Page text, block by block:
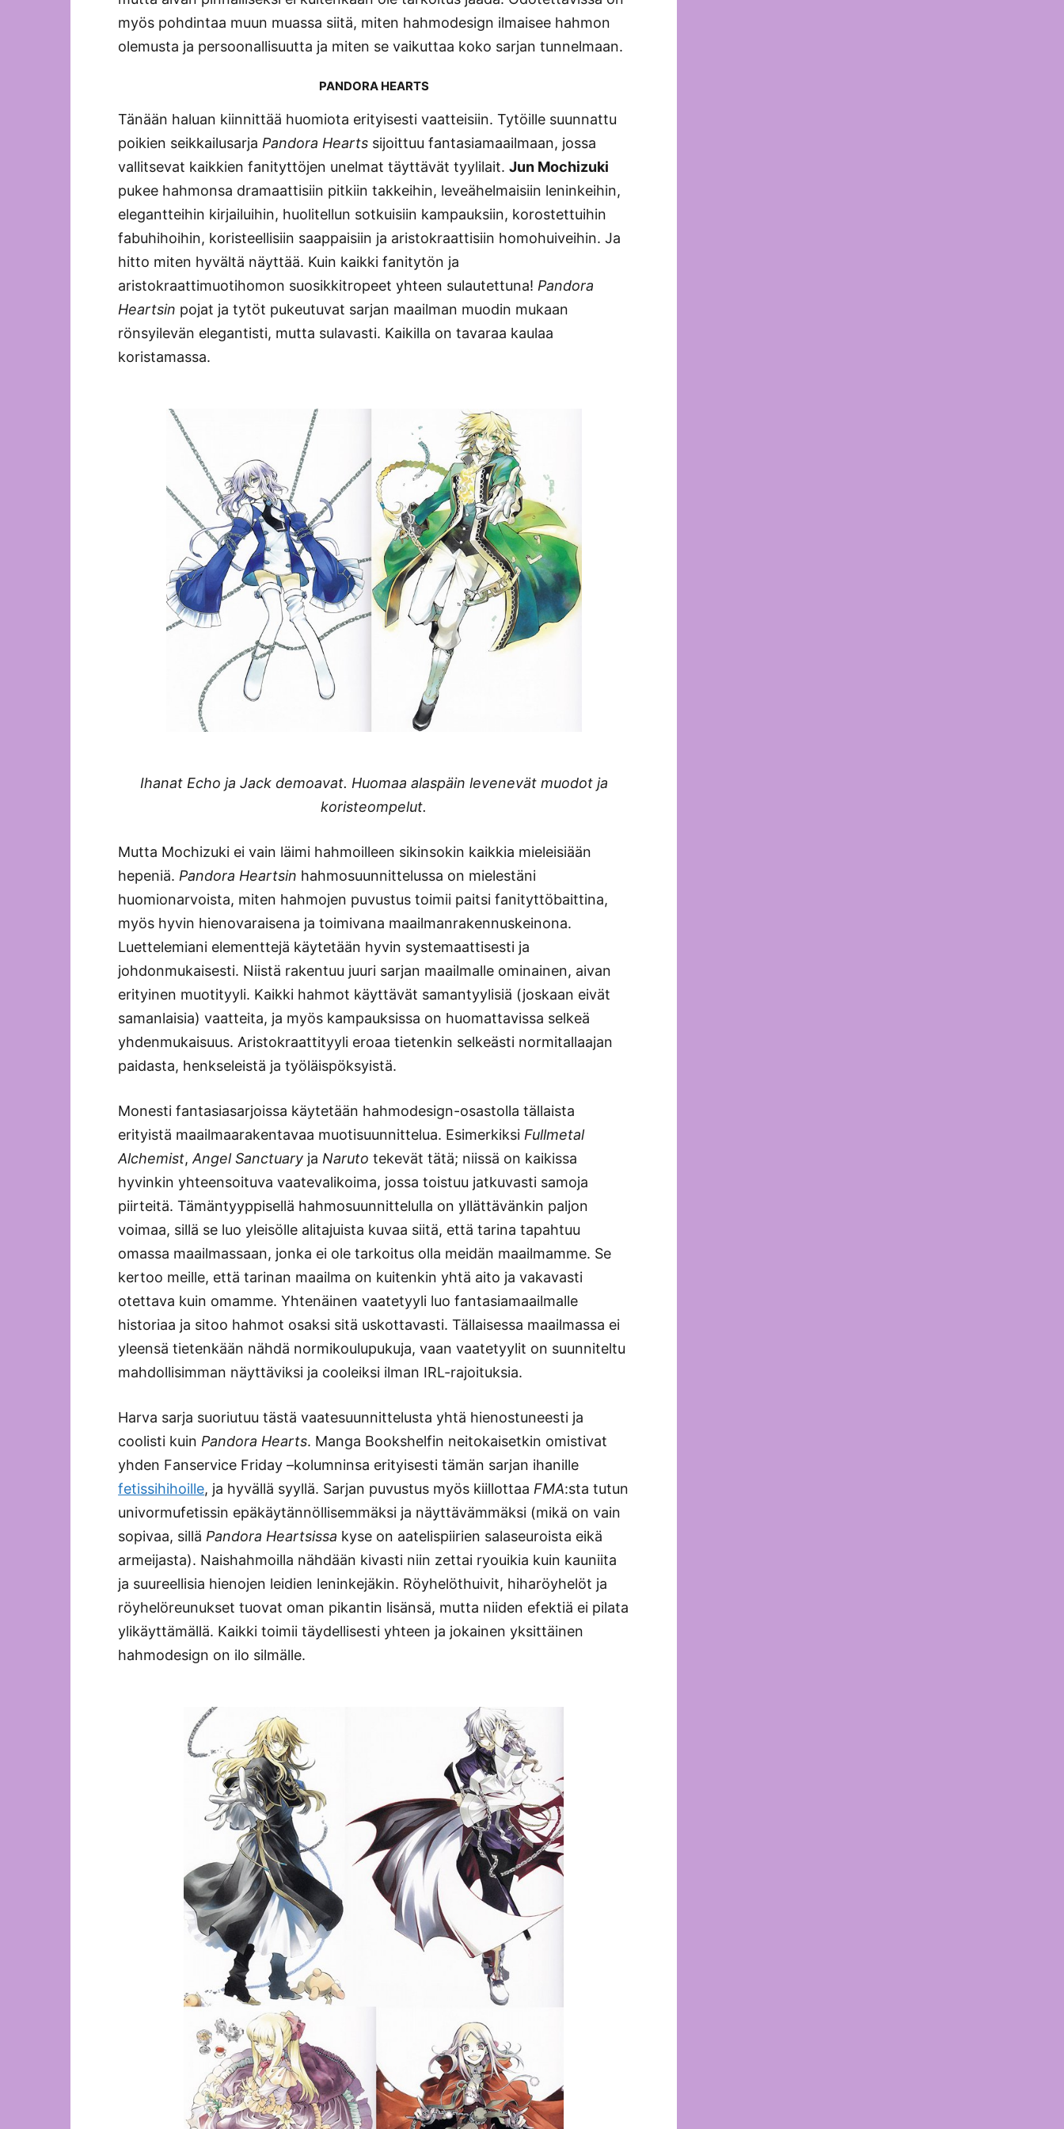
myös pohdintaa muun muassa siitä, miten hahmodesign ilmaisee hahmon
olemusta ja persoonallisuutta ja miten se vaikuttaa koko sarjan tunnelmaan.
PANDORA HEARTS
Tänään haluan kiinnittää huomiota erityisesti vaatteisiin. Tytöille suunnattu
poikien seikkailusarja Pandora Hearts sijoittuu fantasiamaailmaan, jossa
vallitsevat kaikkien fanityttöjen unelmat täyttävät tyylilait.Jun Mochizuki
pukee hahmonsa dramaattisiin pitkiin takkeihin, leveähelmaisiin leninkeihin,
elegantteihin kirjailuihin, huolitellun sotkuisiin kampauksiin, korostettuihin
fabuhihoihin, koristeellisiin saappaisiin ja aristokraattisiin homohuiveihin. Ja
hitto miten hyvältä näyttää. Kuin kaikki fanitytön ja
aristokraattimuotihomon suosikkitropeet yhteen sulautettuna! Pandora
Heartsin pojat ja tytöt pukeutuvat sarjan maailman muodin mukaan
rönsyilevän elegantisti, mutta sulavasti. Kaikilla on tavaraa kaulaa
koristamassa.
Ihanat Echo ja Jack demoavat. Huomaa alaspäin levenevät muodot ja
koristeompelut.
Mutta Mochizuki ei vain läimi hahmoilleen sikinsokin kaikkia mieleisiään
hepeniä. Pandora Heartsin hahmosuunnittelussa on mielestäni
huomionarvoista, miten hahmojen puvustus toimii paitsi fanityttöbaittina,
myös hyvin hienovaraisena ja toimivana maailmanrakennuskeinona.
Luettelemiani elementtejä käytetään hyvin systemaattisesti ja
johdonmukaisesti. Niistä rakentuu juuri sarjan maailmalle ominainen, aivan
erityinen muotityyli. Kaikki hahmot käyttävät samantyylisiä (joskaan eivät
samanlaisia) vaatteita, ja myös kampauksissa on huomattavissa selkeä
yhdenmukaisuus. Aristokraattityyli eroaa tietenkin selkeästi normitallaajan
paidasta, henkseleistä ja työläispöksyistä.
Monesti fantasiasarjoissa käytetään hahmodesign-osastolla tällaista
erityistä maailmaarakentavaa muotisuunnittelua. Esimerkiksi Fullmetal
Alchemist,Angel Sanctuary ja Naruto tekevät tätä; niissä on kaikissa
hyvinkin yhteensoituva vaatevalikoima, jossa toistuu jatkuvasti samoja
piirteitä. Tämäntyyppisellä hahmosuunnittelulla on yllättävänkin paljon
voimaa, sillä se luo yleisölle alitajuista kuvaa siitä, että tarina tapahtuu
omassa maailmassaan, jonka ei ole tarkoitus olla meidän maailmamme. Se
kertoo meille, että tarinan maailma on kuitenkin yhtä aito ja vakavasti
otettava kuin omamme. Yhtenäinen vaatetyyli luo fantasiamaailmalle
historiaa ja sitoo hahmot osaksi sitä uskottavasti. Tällaisessa maailmassa ei
yleensä tietenkään nähdä normikoulupukuja, vaan vaatetyylit on suunniteltu
mahdollisimman näyttäviksi ja cooleiksi ilman IRL-rajoituksia.
Harva sarja suoriutuu tästä vaatesuunnittelusta yhtä hienostuneesti ja
coolisti kuin Pandora Hearts. Manga Bookshelfin neitokaisetkin omistivat
yhden Fanservice Friday –kolumninsa erityisesti tämän sarjan ihanille
fetissihihoille, ja hyvällä syyllä. Sarjan puvustus myös kiillottaa FMA:sta tutun
univormufetissin epäkäytännöllisemmäksi ja näyttävämmäksi (mikä on vain
sopivaa, sillä Pandora Heartsissa kyse on aatelispiirien salaseuroista eikä
armeijasta). Naishahmoilla nähdään kivasti niin zettai ryouikia kuin kauniita
ja suureellisia hienojen leidien leninkejäkin. Röyhelöthuivit, hiharöyhelöt ja
röyhelöreunukset tuovat oman pikantin lisänsä, mutta niiden efektiä ei pilata
ylikäyttämällä. Kaikki toimii täydellisesti yhteen ja jokainen yksittäinen
hahmodesign on ilo silmälle.